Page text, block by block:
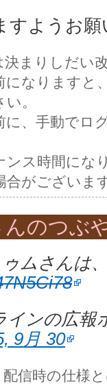
すようお
まりしだい
なりますと
。
、手動でロ
ス時間にな
合がございま
のつぶ
ムさんは
ンの広報
9月 30
信時の仕様